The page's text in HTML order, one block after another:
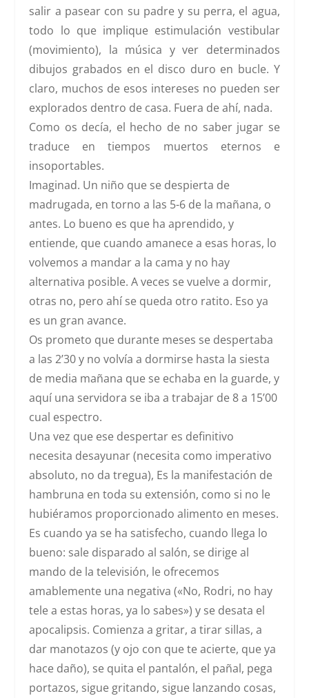
salir a pasear con su padre y su perra, el agua,
todo lo que implique estimulación vestibular
(movimiento), la música y ver determinados
dibujos grabados en el disco duro en bucle. Y
claro, muchos de esos intereses no pueden ser
explorados dentro de casa. Fuera de ahí, nada.
Como os decía, el hecho de no saber jugar se
traduce en tiempos muertos eternos e
insoportables.
Imaginad. Un niño que se despierta de
madrugada, en torno a las 5-6 de la mañana, o
antes. Lo bueno es que ha aprendido, y
entiende, que cuando amanece a esas horas, lo
volvemos a mandar a la cama y no hay
alternativa posible. A veces se vuelve a dormir,
otras no, pero ahí se queda otro ratito. Eso ya
es un gran avance.
Os prometo que durante meses se despertaba
a las 2’30 y no volvía a dormirse hasta la siesta
de media mañana que se echaba en la guarde, y
aquí una servidora se iba a trabajar de 8 a 15’00
cual espectro.
Una vez que ese despertar es definitivo
necesita desayunar (necesita como imperativo
absoluto, no da tregua), Es la manifestación de
hambruna en toda su extensión, como si no le
hubiéramos proporcionado alimento en meses.
Es cuando ya se ha satisfecho, cuando llega lo
bueno: sale disparado al salón, se dirige al
mando de la televisión, le ofrecemos
amablemente una negativa («No, Rodri, no hay
tele a estas horas, ya lo sabes») y se desata el
apocalipsis. Comienza a gritar, a tirar sillas, a
dar manotazos (y ojo con que te acierte, que ya
hace daño), se quita el pantalón, el pañal, pega
portazos, sigue gritando, sigue lanzando cosas,